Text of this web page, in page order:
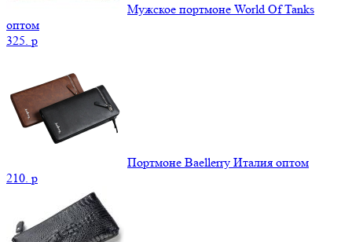
Мужское портмоне World Of Tanks
оптом
325. p
Портмоне Baellerry Италия оптом
210. p